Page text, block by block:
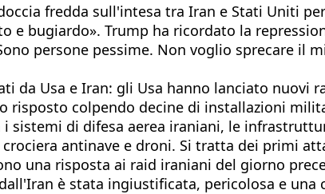
fredda sull'intesa tra Iran e Stati Uniti
e bugiardo». Trump ha ricordato la
persone pessime. Non voglio sprecare il
da Usa e Iran: gli Usa hanno lanciato
risposto colpendo decine di installazioni
sistemi di difesa aerea iraniani, le
antinave e droni. Si tratta dei primi
una risposta ai raid iraniani del giorno
è stata ingiustificata, pericolosa e